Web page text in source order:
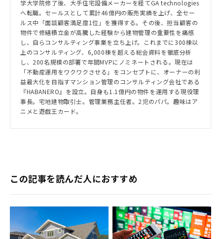
学大学院修了後、大手住宅設備メーカーを経てGA technologies
へ転職。セールスとして累計46億円の販売実績を上げ、全セー
ルス中「面談顧客満足度1位」を獲得する。その後、担当顧客の
物件で修繕積立金が高騰した経験から建物管理の重要性を痛感
し、自らコンサルティング事業を立ち上げ。これまでに300棟以
上のコンサルティング、6,000棟を超える総会資料を徹底分析
し、200名規模の部署で年間MVPにノミネートされる。現在は
「不動産運用をワクワクさせる」をコンセプトに、オーナーの利
益最大化を目指すマンション管理のコンサルティング会社である
『HABANERO』を設立。自身も1.1億円の物件を運用する現役理
事長。宅地建物取引士。管理業務主任者。2児のパパ。趣味はア
ニメと遊戯王カード。
この記事を読んだ人におすすめ